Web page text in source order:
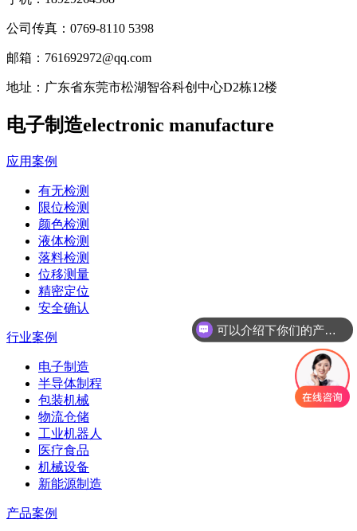
公司传真： 0769-8110 5398
邮箱： 761692972@qq.com
地址： 广东省东莞市松湖智谷科创中心D2栋12楼
电子制造electronic manufacture
应用案例
有无检测
限位检测
颜色检测
液体检测
落料检测
位移测量
精密定位
安全确认
行业案例
电子制造
半导体制程
包装机械
物流仓储
工业机器人
医疗食品
机械设备
新能源制造
产品案例
可以介绍下你们的产品么